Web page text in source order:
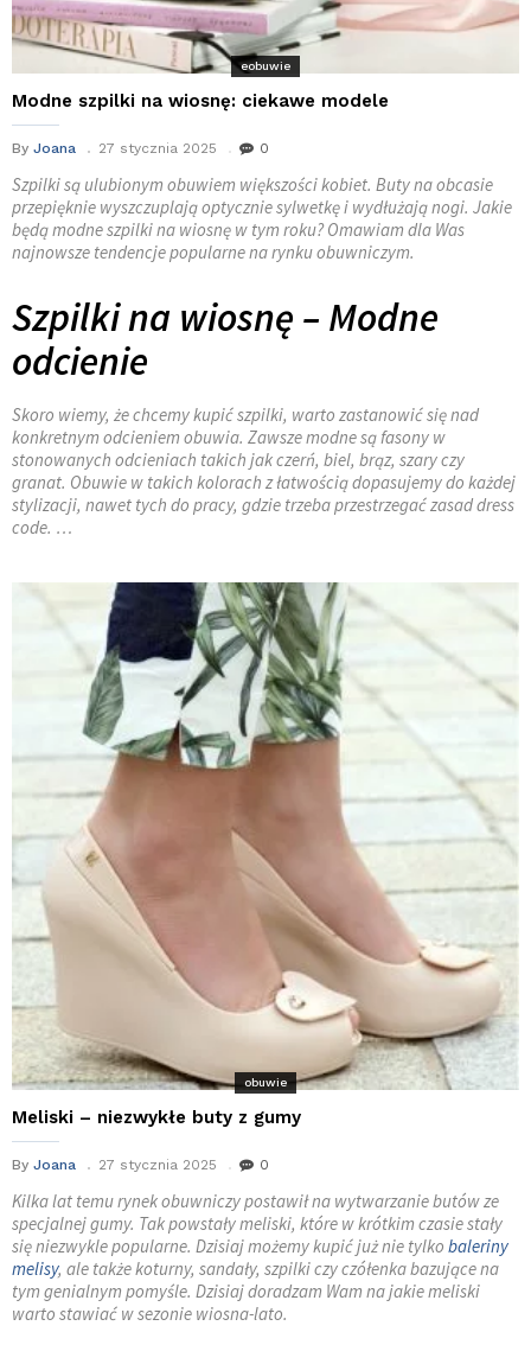
eobuwie
Modne szpilki na wiosnę: ciekawe modele
By Joana 27 stycznia 2025 0
Szpilki są ulubionym obuwiem większości kobiet. Buty na obcasie
przepięknie wyszczuplają optycznie sylwetkę i wydłużają nogi. Jakie
będą modne szpilki na wiosnę w tym roku? Omawiam dla Was
najnowsze tendencje popularne na rynku obuwniczym.
Szpilki na wiosnę – Modne
odcienie
Skoro wiemy, że chcemy kupić szpilki, warto zastanowić się nad
konkretnym odcieniem obuwia. Zawsze modne są fasony w
stonowanych odcieniach takich jak czerń, biel, brąz, szary czy
granat. Obuwie w takich kolorach z łatwością dopasujemy do każdej
stylizacji, nawet tych do pracy, gdzie trzeba przestrzegać zasad dress
code. …
obuwie
Meliski – niezwykłe buty z gumy
By Joana 27 stycznia 2025 0
Kilka lat temu rynek obuwniczy postawił na wytwarzanie butów ze
specjalnej gumy. Tak powstały meliski, które w krótkim czasie stały
się niezwykle popularne. Dzisiaj możemy kupić już nie tylko baleriny
melisy, ale także koturny, sandały, szpilki czy czółenka bazujące na
tym genialnym pomyśle. Dzisiaj doradzam Wam na jakie meliski
warto stawiać w sezonie wiosna-lato.